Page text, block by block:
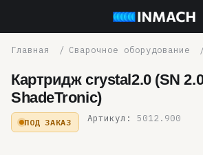
Сварочное оборудование
Картридж crystal2.0 (SN
ShadeTronic)
ПОД ЗАКАЗ Артикул: 5012.900